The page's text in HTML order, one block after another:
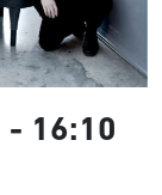
- 16:10